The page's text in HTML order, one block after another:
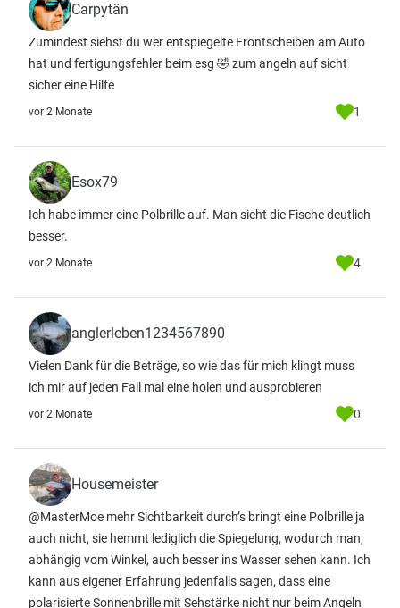
Carpytän
Zumindest siehst du wer entspiegelte Frontscheiben am Auto
hat und fertigungsfehler beim esg 🤣 zum angeln auf sicht
sicher eine Hilfe
vor 2 Monate 1
Esox79
Ich habe immer eine Polbrille auf. Man sieht die Fische deutlich
besser.
vor 2 Monate 4
anglerleben1234567890
Vielen Dank für die Beträge, so wie das für mich klingt muss
ich mir auf jeden Fall mal eine holen und ausprobieren
vor 2 Monate 0
Housemeister
@MasterMoe mehr Sichtbarkeit durch’s bringt eine Polbrille ja
auch nicht, sie hemmt lediglich die Spiegelung, wodurch man,
abhängig vom Winkel, auch besser ins Wasser sehen kann. Ich
kann aus eigener Erfahrung jedenfalls sagen, dass eine
polarisierte Sonnenbrille mit Sehstärke nicht nur beim Angeln